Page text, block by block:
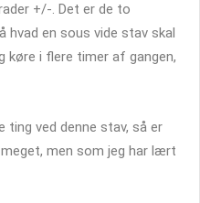
+/-. Det er de to
hvad en sous vide stav skal
køre i flere timer af gangen,
ting ved denne stav, så er
men som jeg har lært